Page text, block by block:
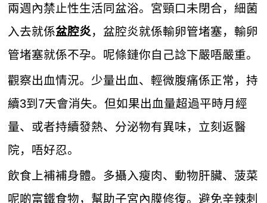
兩週內禁止性生活同盆浴。宮頸口未閉合，細菌
入去就係盆腔炎，盆腔炎就係輸卵管堵塞，輸卵
管堵塞就係不孕。呢條鏈你自己諗下嚴唔嚴重。
觀察出血情況。少量出血、輕微腹痛係正常，持
續3到7天會消失。但如果出血量超過平時月經
量、或者持續發熱、分泌物有異味，立刻返醫
院，唔好忍。
飲食上補補身體。多攝入瘦肉、動物肝臟、菠菜
呢啲富鐵食物，幫助子宮內膜修復。避免辛辣刺